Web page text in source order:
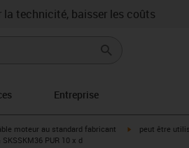
la technicité, baisser les coûts
Entreprise
icon-arrow-right
moteur au standard fabricant igus-icon-
peut être
PUR 10 x d